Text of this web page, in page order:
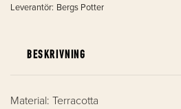
Leverantör: Bergs Potter
BESKRIVNING
Material: Terracotta